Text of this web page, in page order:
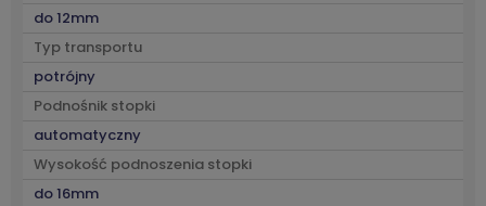
do 12mm
Typ transportu
potrójny
Podnośnik stopki
automatyczny
Wysokość podnoszenia stopki
do 16mm